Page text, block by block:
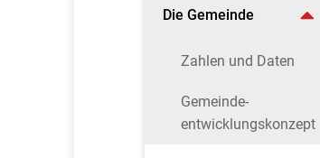
Die Gemeinde
Zahlen und Daten
Gemeinde-
entwicklungskonzept